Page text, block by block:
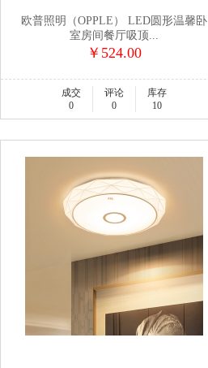
欧普照明（OPPLE） LED圆形温馨卧
室房间餐厅吸顶...
￥524.00
成交
0
评论
0
库存
10